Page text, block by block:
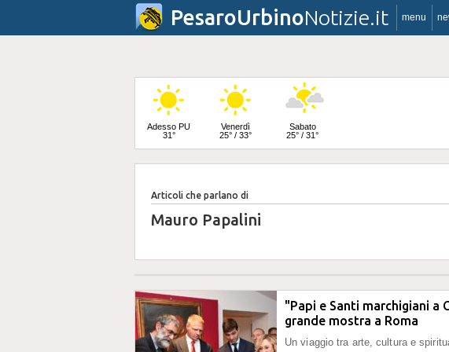
PesaroUrbinoNotizie.it menu
Adesso PU
31°
Venerdì
25° / 33°
Sabato
25° / 31°
Domenica
24° / 32°
Articoli che parlano di
Mauro Papalini
"Papi e Santi marchigiani a
grande mostra a Roma
Un viaggio tra arte, cultura e